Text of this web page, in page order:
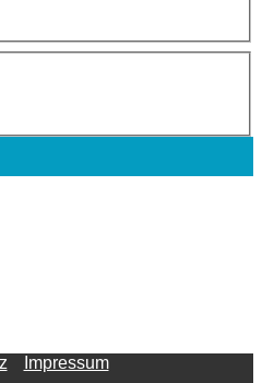
Impressum